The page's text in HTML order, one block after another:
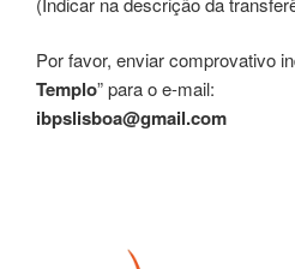
Por favor, enviar comprovativo
Templo” para o e-mail:
ibpslisboa@gmail.com